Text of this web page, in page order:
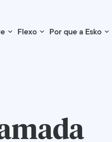
Flexo Por que a Esko